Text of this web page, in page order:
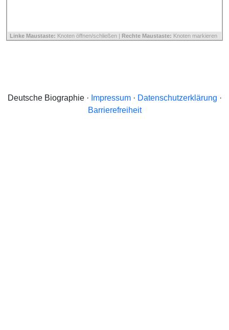
Linke Maustaste: Knoten öffnen/schließen | Rechte Maustaste: Knoten markieren
Deutsche Biographie · Impressum· Datenschutzerklärung ·
Barrierefreiheit